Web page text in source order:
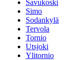
Savukoski
Simo
Sodankylä
Tervola
Tornio
Utsjoki
Ylitornio